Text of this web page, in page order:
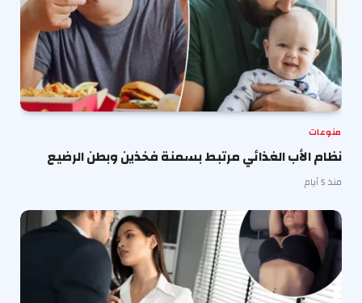
منوعات
نظام الأب الغذائي مرتبط بسمنة فخذين وبطن الرضيع
منذ 5 أيام